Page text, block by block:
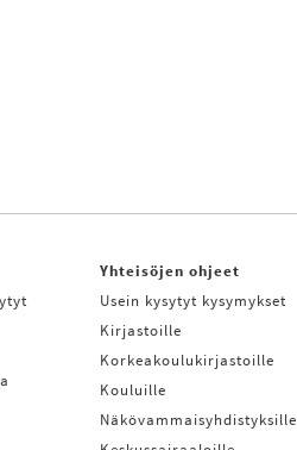
Yhteisöjen ohjeet
Usein kysytyt kysymykset
Kirjastoille
Korkeakoulukirjastoille
Kouluille
Näkövammaisyhdistyksille